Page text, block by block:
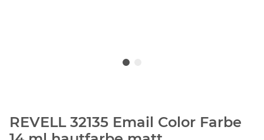
REVELL 32135 Email Color Farbe